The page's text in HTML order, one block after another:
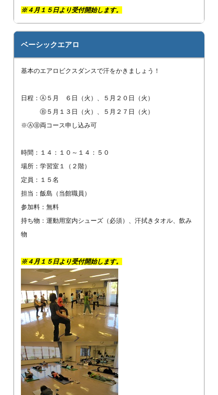
※４ 月１５日より受付開始します。
ベーシックエアロ
基本のエアロビクスダンスで汗をかきましょう！
日程：Ⓐ５月 ６日（火）、５月２０日（火）
Ⓑ５月１３日（火）、５月２７日（火）
※ⒶⒷ両コース申し込み可
時間：１４：１０～１４：５０
場所：学習室１（２階）
定員：１５名
担当：飯島（当館職員）
参加料：無料
持ち物：運動用室内シューズ（必須）、汗拭きタオル、飲み
物
※４月１５日より受付開始します。